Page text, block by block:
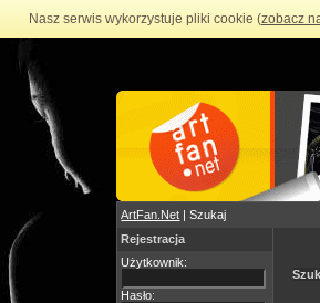
Nasz serwis wykorzystuje pliki cookie (zobacz
ArtFan.Net | Szukaj
Rejestracja
Użytkownik:
Hasło: